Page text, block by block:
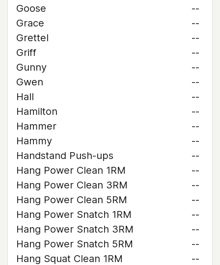
Goose
--
Grace
--
Grettel
--
Griff
--
Gunny
--
Gwen
--
Hall
--
Hamilton
--
Hammer
--
Hammy
--
Handstand Push-ups
--
Hang Power Clean 1RM
--
Hang Power Clean 3RM
--
Hang Power Clean 5RM
--
Hang Power Snatch 1RM
--
Hang Power Snatch 3RM
--
Hang Power Snatch 5RM
--
Hang Squat Clean 1RM
--